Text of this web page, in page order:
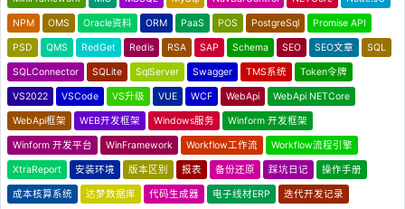
NPM OMS Oracle资料 ORM PaaS POS PostgreSql Promise API
PSD QMS RedGet Redis RSA SAP Schema SEO SEO文章 SQL
SQLConnector SQLite SqlServer Swagger TMS系统 Token令牌
VS2022 VSCode VS升级 VUE WCF WebApi WebApi NETCore
WebApi框架 WEB开发框架 Windows服务 Winform 开发框架
Winform 开发平台 WinFramework Workflow工作流 Workflow流程引擎
XtraReport 安装环境 版本区别 报表 备份还原 踩坑日记 操作手册
成本核算系统 达梦数据库 代码生成器 电子线材ERP 迭代开发记录